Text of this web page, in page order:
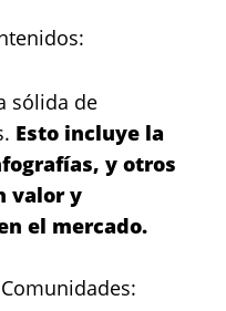
sólida de
Esto incluye la
y otros
valor y
el mercado.